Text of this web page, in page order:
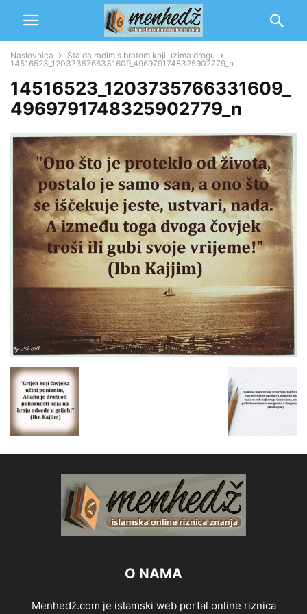
Naslovnica
Šta da radim s bratom koji uzima drogu
14516523_1203735766331609_4969791748325902779_n
14516523_1203735766331609_
4969791748325902779_n
O NAMA
Menhedž.com je islamski web portal online riznica